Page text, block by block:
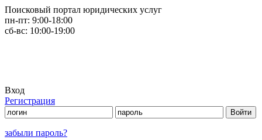
Поисковый портал юридических услуг
пн-пт: 9:00-18:00
сб-вс: 10:00-19:00
Вход
Регистрация
забыли пароль?